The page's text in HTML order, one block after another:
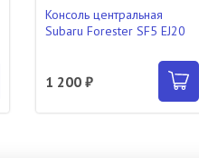
Консоль центральная
Subaru Forester SF5 EJ20
1 200 ₽